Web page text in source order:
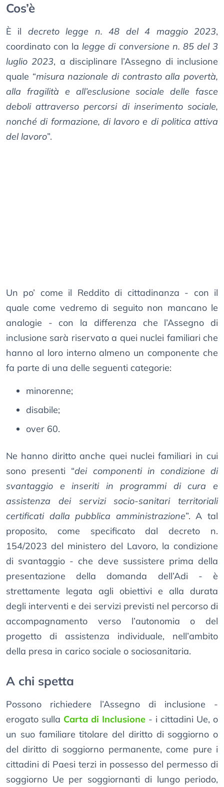
Cos’è
È il decreto legge n. 48 del 4 maggio 2023,
coordinato con lalegge di conversione n. 85 del 3
luglio 2023, a disciplinare l’Assegno di inclusione
quale “misura nazionale di contrasto alla povertà,
alla fragilità e all’esclusione sociale delle fasce
deboli attraverso percorsi di inserimento sociale,
nonché di formazione, di lavoro e di politica attiva
del lavoro”.
Un po’ come il Reddito di cittadinanza - con il
quale come vedremo di seguito non mancano le
analogie - con la differenza che l’Assegno di
inclusione sarà riservato a quei nuclei familiari che
hanno al loro interno almeno un componente che
fa parte di una delle seguenti categorie:
minorenne;
disabile;
over 60.
Ne hanno diritto anche quei nuclei familiari in cui
sono presenti “dei componenti in condizione di
svantaggio e inseriti in programmi di cura e
assistenza dei servizi socio-sanitari territoriali
certificati dalla pubblica amministrazione”. A tal
proposito, come specificato dal decreto n.
154/2023 del ministero del Lavoro, la condizione
di svantaggio - che deve sussistere prima della
presentazione della domanda dell’Adi - è
strettamente legata agli obiettivi e alla durata
degli interventi e dei servizi previsti nel percorso di
accompagnamento verso l’autonomia o del
progetto di assistenza individuale, nell’ambito
della presa in carico sociale o sociosanitaria.
A chi spetta
Possono richiedere l’Assegno di inclusione -
erogato sulla Carta di Inclusione - i cittadini Ue, o
un suo familiare titolare del diritto di soggiorno o
del diritto di soggiorno permanente, come pure i
cittadini di Paesi terzi in possesso del permesso di
soggiorno Ue per soggiornanti di lungo periodo,